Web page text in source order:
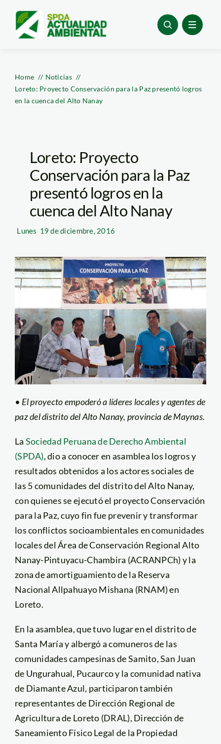
content
Home
Noticias
Loreto: Proyecto Conservación para la Paz presentó logros
en la cuenca del Alto Nanay
Loreto: Proyecto
Conservación para la Paz
presentó logros en la
cuenca del Alto Nanay
Lunes 19 de diciembre, 2016
• El proyecto empoderó a líderes locales y agentes de
paz del distrito del Alto Nanay, provincia de Maynas.
La Sociedad Peruana de Derecho Ambiental
(SPDA), dio a conocer en asamblea los logros y
resultados obtenidos a los actores sociales de
las 5 comunidades del distrito del Alto Nanay,
con quienes se ejecutó el proyecto Conservación
para la Paz, cuyo fin fue prevenir y transformar
los conflictos socioambientales en comunidades
locales del Área de Conservación Regional Alto
Nanay-Pintuyacu-Chambira (ACRANPCh) y la
zona de amortiguamiento de la Reserva
Nacional Allpahuayo Mishana (RNAM) en
Loreto.
En la asamblea, que tuvo lugar en el distrito de
Santa María y albergó a comuneros de las
comunidades campesinas de Samito, San Juan
de Ungurahual, Pucaurco y la comunidad nativa
de Diamante Azul, participaron también
representantes de Dirección Regional de
Agricultura de Loreto (DRAL), Dirección de
Saneamiento Físico Legal de la Propiedad